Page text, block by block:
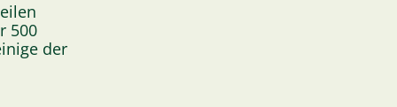
500
der